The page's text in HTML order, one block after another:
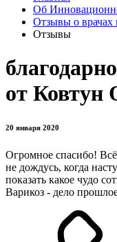
Об
Отзывы о врачах
Отзывы
от Ковтун
20 января 2020
Огромное спасибо!
не дождусь, когда
показать какое чудо
Варикоз - дело